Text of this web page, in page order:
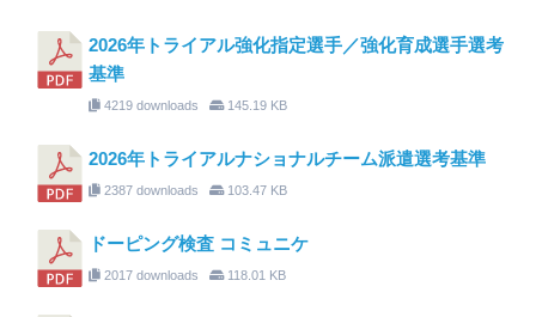
2026年トライアル強化指定選手／強化育成選手選考
基準
4219 downloads 145.19 KB
2026年トライアルナショナルチーム派遣選考基準
2387 downloads 103.47 KB
ドーピング検査 コミュニケ
2017 downloads 118.01 KB